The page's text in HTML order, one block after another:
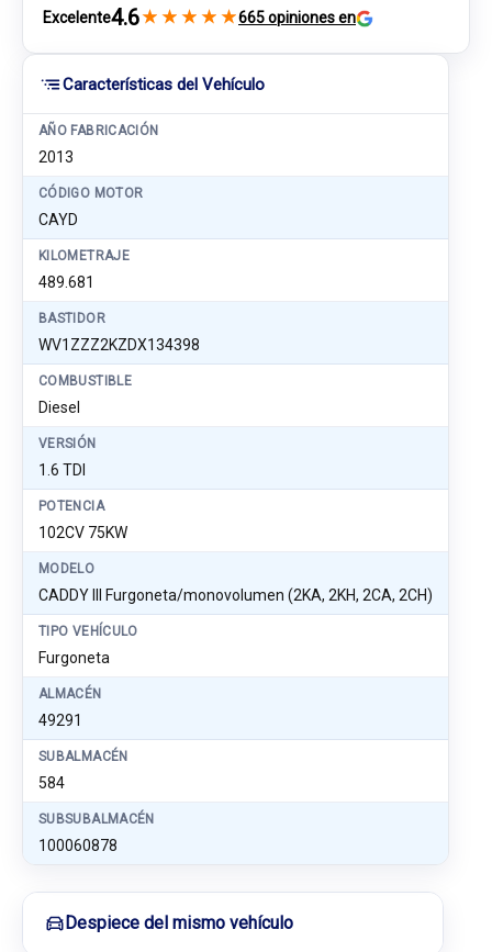
Características del Vehículo
AÑO FABRICACIÓN
2013
CÓDIGO MOTOR
CAYD
KILOMETRAJE
489.681
BASTIDOR
WV1ZZZ2KZDX134398
COMBUSTIBLE
Diesel
VERSIÓN
1.6 TDI
POTENCIA
102CV 75KW
MODELO
CADDY III Furgoneta/monovolumen (2KA, 2KH, 2CA, 2CH)
TIPO VEHÍCULO
Furgoneta
ALMACÉN
49291
SUBALMACÉN
584
SUBSUBALMACÉN
100060878
Excelente4.6★ ★ ★ ★ ★665 opiniones en
Despiece del mismo vehículo